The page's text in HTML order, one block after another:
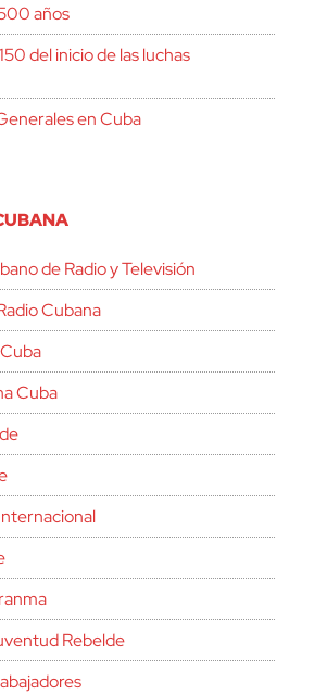
años
del inicio de las luchas
en Cuba
de Radio y Televisión
Cubana
Cuba
Rebelde